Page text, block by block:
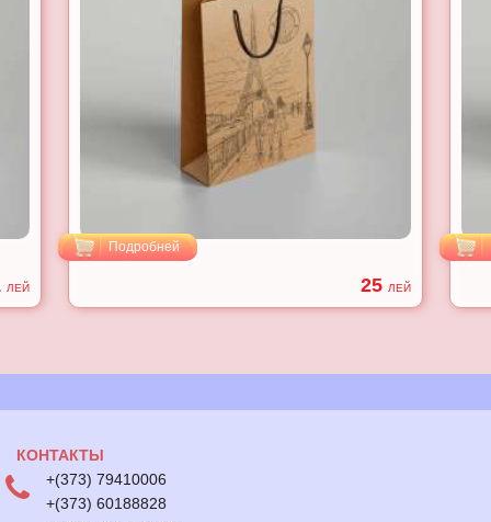
ЛЕЙ
Подробней
25 ЛЕЙ
КОНТАКТЫ
+(373) 79410006
+(373) 60188828